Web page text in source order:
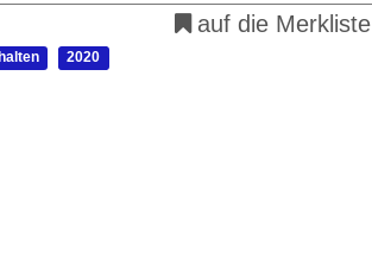
auf die Merkliste
2020